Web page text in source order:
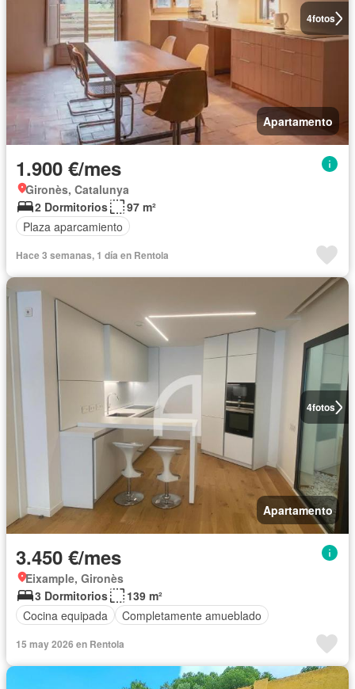
4fotos
Apartamento
1.900 €/mes
Gironès, Catalunya
2 Dormitorios
97 m²
Plaza aparcamiento
Hace 3 semanas, 1 día en Rentola
4fotos
Apartamento
3.450 €/mes
Eixample, Gironès
3 Dormitorios
139 m²
Cocina equipada
Completamente amueblado
15 may 2026 en Rentola